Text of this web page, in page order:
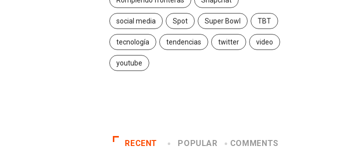
social media Spot Super Bowl TBT
tecnología tendencias twitter video
youtube
RECENT POPULAR COMMENTS